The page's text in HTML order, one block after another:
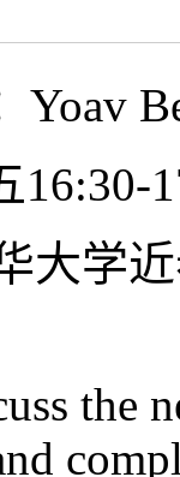
Yoav
16:30-
大学
the